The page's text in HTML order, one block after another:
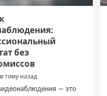
без
тому назад
— это